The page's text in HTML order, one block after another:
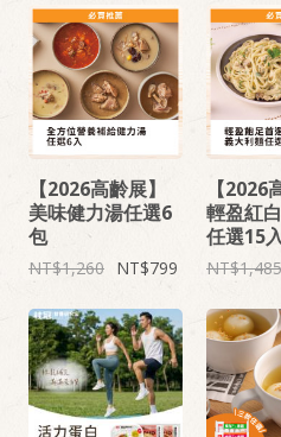
【2026高齡展】
美味健力湯任選6
包
1,260 799
【2026
輕盈紅
任選15
1,485